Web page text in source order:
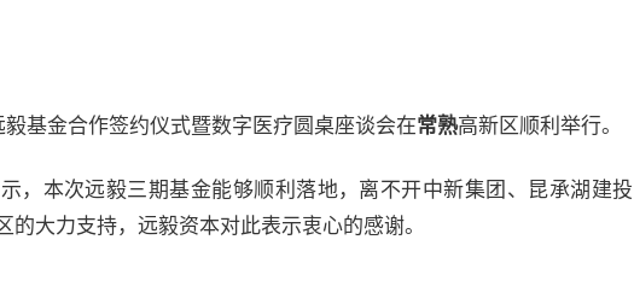
基金合作签约仪式暨数字医疗圆桌座谈会在常熟高新区顺利举行。
，本次远毅三期基金能够顺利落地，离不开中新集团、昆承湖建投
的大力支持，远毅资本对此表示衷心的感谢。